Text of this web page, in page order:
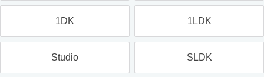
1DK 1LDK
Studio SLDK